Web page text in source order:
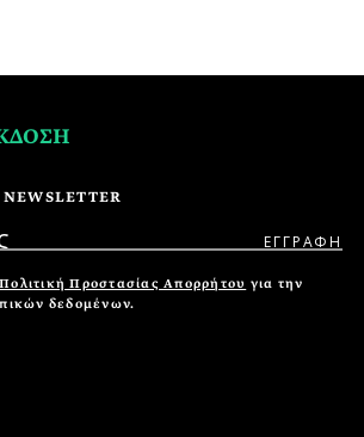
Πολιτική Προστασίας Απορρήτου για την
δεδομένων.